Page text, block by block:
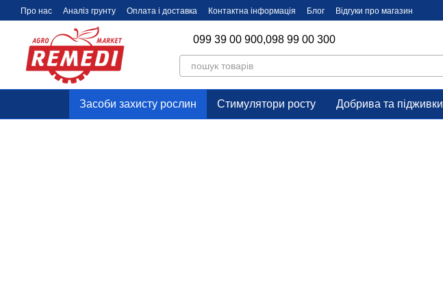
Перейти до основного контенту
Про нас Аналіз грунту Оплата і доставка Контактна інформація Блог Відгуки про магазин
099 39 00 900,098 99 00 300
Засоби захисту рослин Стимулятори росту Добрива та підживки